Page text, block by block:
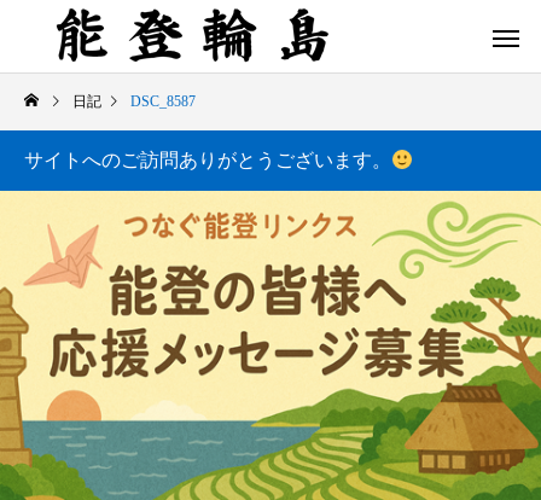
日記 DSC_8587
サイトへのご訪問ありがとうございます。